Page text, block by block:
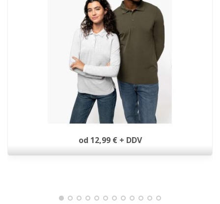
Kariban ženska polo majica dolgi rokav
od 12,99 € + DDV